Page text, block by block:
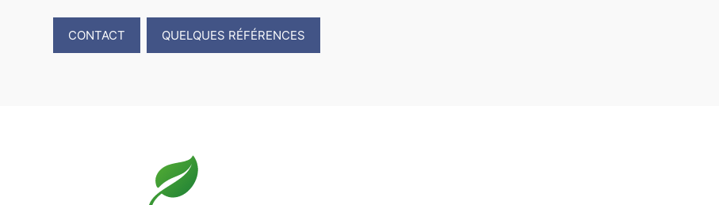
CONTACT QUELQUES RÉFÉRENCES